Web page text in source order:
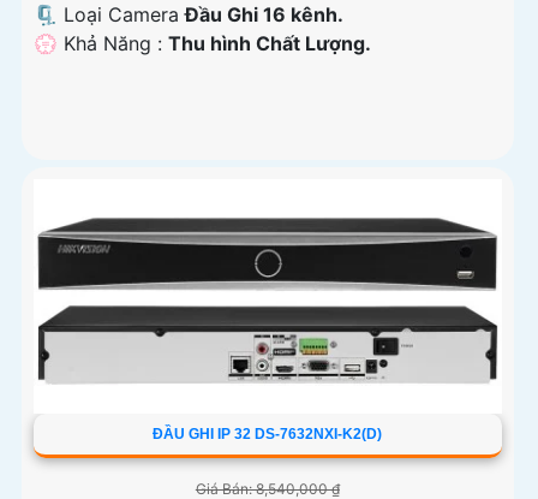
🗜️ Loại CameraĐầu Ghi 16 kênh.
️💮 Khả Năng : Thu hình Chất Lượng.
ĐẦU GHI IP 32 DS-7632NXI-K2(D)
Giá Bán: 8,540,000 ₫